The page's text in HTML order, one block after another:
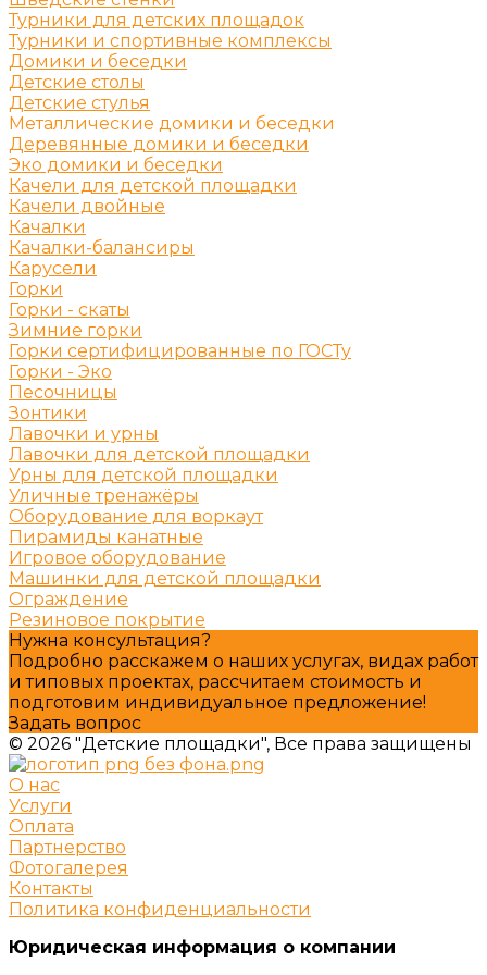
Турники для детских площадок
Турники и спортивные комплексы
Домики и беседки
Детские столы
Детские стулья
Металлические домики и беседки
Деревянные домики и беседки
Эко домики и беседки
Качели для детской площадки
Качели двойные
Качалки
Качалки-балансиры
Карусели
Горки
Горки - скаты
Зимние горки
Горки сертифицированные по ГОСТу
Горки - Эко
Песочницы
Зонтики
Лавочки и урны
Лавочки для детской площадки
Урны для детской площадки
Уличные тренажёры
Оборудование для воркаут
Пирамиды канатные
Игровое оборудование
Машинки для детской площадки
Ограждение
Резиновое покрытие
Нужна консультация?
Подробно расскажем о наших услугах, видах работ
и типовых проектах, рассчитаем стоимость и
подготовим индивидуальное предложение!
Задать вопрос
© 2026 "Детские площадки", Все права защищены
О нас
Услуги
Оплата
Партнерство
Фотогалерея
Контакты
Политика конфиденциальности
Юридическая информация о компании